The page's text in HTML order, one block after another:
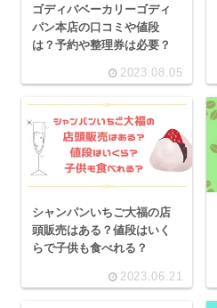
ゴディバベーカリーゴディ
パン本店の口コミや値段
は？予約や整理券は必要？
2023.08.05
シャンパンいちご大福の店
頭販売はある？値段はいく
らで子供も食べれる？
2023.06.21